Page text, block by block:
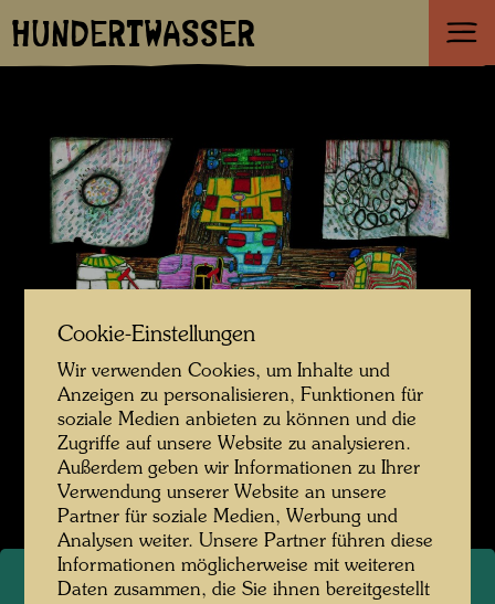
HUNDERTWASSER
Cookie-Einstellungen
Wir verwenden Cookies, um Inhalte und
Anzeigen zu personalisieren, Funktionen für
soziale Medien anbieten zu können und die
Zugriffe auf unsere Website zu analysieren.
Außerdem geben wir Informationen zu Ihrer
Verwendung unserer Website an unsere
Partner für soziale Medien, Werbung und
Analysen weiter. Unsere Partner führen diese
Informationen möglicherweise mit weiteren
Daten zusammen, die Sie ihnen bereitgestellt